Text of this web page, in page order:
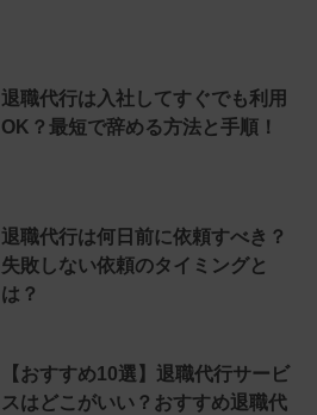
退職代行は入社してすぐでも利用
OK？最短で辞める方法と手順！
退職代行は何日前に依頼すべき？
失敗しない依頼のタイミングと
は？
【おすすめ10選】退職代行サービ
スはどこがいい？おすすめ退職代